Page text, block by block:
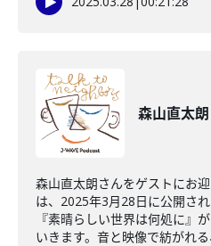
森山直太
森山直太朗さんをゲストにお
は、2025年3月28日に公開さ
『素晴らしい世界は何処に』
いきます。音と映像で紡がれ